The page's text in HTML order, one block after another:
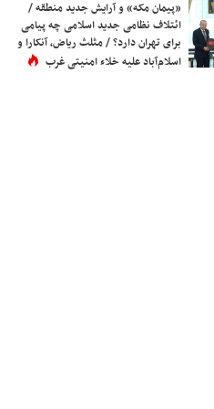
«پیمان مکه» و آرایش جدید منطقه /
ائتلاف نظامی جدید اسلامی چه پیامی
برای تهران دارد؟ / مثلث ریاض، آنکارا و
اسلام‌آباد علیه خلاء امنیتی غرب